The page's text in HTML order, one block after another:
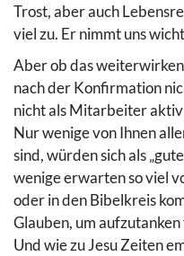
Trost, aber auch
viel zu. Er nimmt uns
Aber ob das
nach der Konfirmation
nicht als Mitarbeiter
Nur wenige von Ihnen
sind, würden sich als
wenige erwarten so viel
oder in den Bibelkreis
Glauben, um
Und wie zu Jesu Zeiten